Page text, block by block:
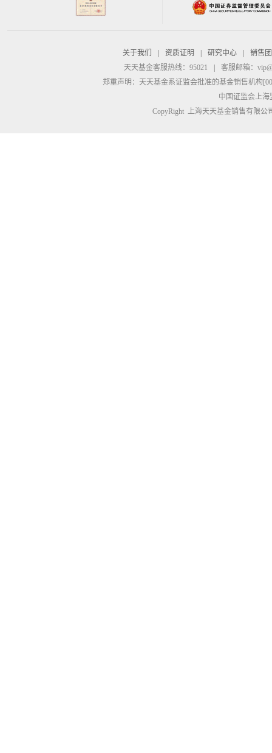
关于我们 资质证明 研究中心
销售
天天基金客服热线：95021
客服邮箱：
郑重声明： 天天基金系证监会批准的基金销售机构
中国证监会上
CopyRight 上海天天基金销售有限